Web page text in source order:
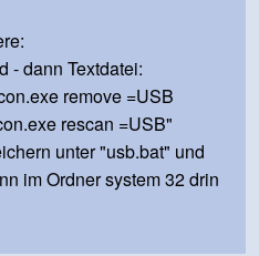
- dann Textdatei:
remove =USB
rescan =USB"
unter "usb.bat" und
im Ordner system 32 drin